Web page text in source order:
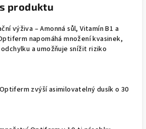
produktu
výživa – Amonná sůl, Vitamín B1 a
napomáhá množení kvasinek,
a umožňuje snížit riziko
zvýší asimilovatelný dusík o 30